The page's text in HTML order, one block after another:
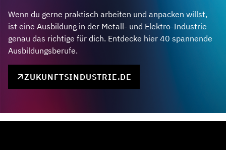
Wenn du gerne praktisch arbeiten und anpacken willst,
ist eine Ausbildung in der Metall- und Elektro-Industrie
genau das richtige für dich. Entdecke hier 40 spannende
Ausbildungsberufe.
ZUKUNFTSINDUSTRIE.DE